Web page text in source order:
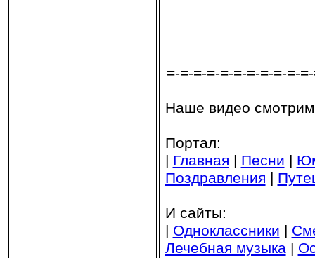
=-=-=-=-=-=-=-=-=-=-
Наше видео
Портал:
| Главная | Песни |
Поздравления |
И сайты:
| Одноклассники |
Лечебная музыка|